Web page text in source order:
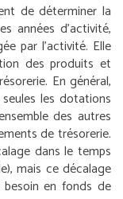
de déterminer la
années d’activité,
par l’activité. Elle
des produits et
En général,
les dotations
des autres
de trésorerie.
dans le temps
mais ce décalage
en fonds de